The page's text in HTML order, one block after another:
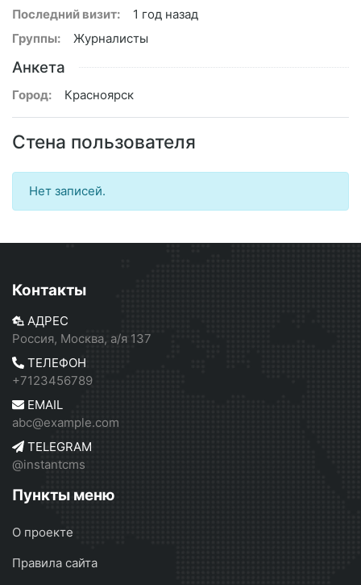
Последний визит:
1 год назад
Группы:
Журналисты
Анкета
Город: Красноярск
Стена пользователя
Нет записей.
Контакты
АДРЕС
Россия, Москва, а/я 137
ТЕЛЕФОН
+7123456789
EMAIL
abc@example.com
TELEGRAM
@instantcms
Пункты меню
О проекте
Правила сайта